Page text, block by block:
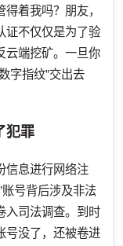
着我吗？朋友，
证不仅仅是为了验
云端挖矿。一旦你
字指纹”交出去
犯罪
信息进行网络注
号背后涉及非法
入司法调查。到时
号没了，还被卷进